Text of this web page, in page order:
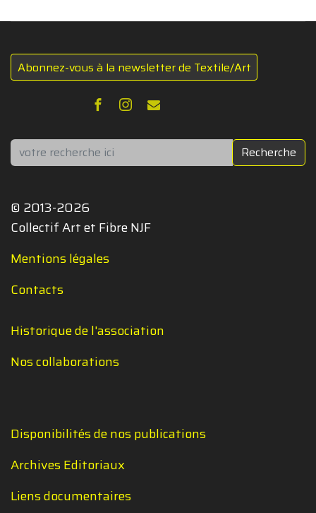
Abonnez-vous à la newsletter de Textile/Art
Rechercher Recherche
© 2013-2026
Collectif Art et Fibre NJF
Mentions légales
Contacts
Historique de l'association
Nos collaborations
Disponibilités de nos publications
Archives Editoriaux
Liens documentaires